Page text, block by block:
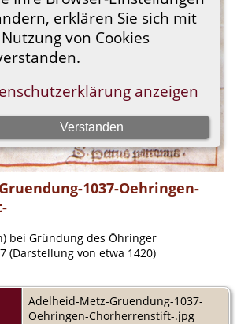
1037-Oehringen-
bei Gründung des Öhringer
(Darstellung von etwa 1420)
Adelheid-Metz-Gruendung-1037-
Oehringen-Chorherrenstift-.jpg